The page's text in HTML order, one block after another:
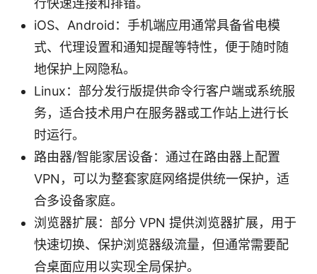
行快速连接和排错。
iOS、Android：手机端应用通常具备省电模
式、代理设置和通知提醒等特性，便于随时随
地保护上网隐私。
Linux：部分发行版提供命令行客户端或系统服
务，适合技术用户在服务器或工作站上进行长
时运行。
路由器/智能家居设备：通过在路由器上配置
VPN，可以为整套家庭网络提供统一保护，适
合多设备家庭。
浏览器扩展：部分 VPN 提供浏览器扩展，用于
快速切换、保护浏览器级流量，但通常需要配
合桌面应用以实现全局保护。